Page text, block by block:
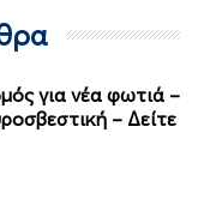
για νέα φωτιά –
– Δείτε